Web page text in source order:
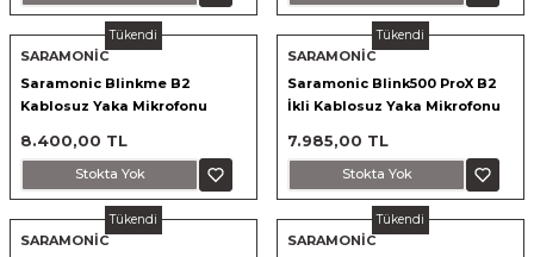
Tükendi
SARAMONİC
Saramonic Blinkme B2
Kablosuz Yaka Mikrofonu
8.400,00 TL
Stokta Yok
Tükendi
SARAMONİC
Saramonic Blink500 ProX B2
İkli Kablosuz Yaka Mikrofonu
7.985,00 TL
Stokta Yok
Tükendi
SARAMONİC
Tükendi
SARAMONİC